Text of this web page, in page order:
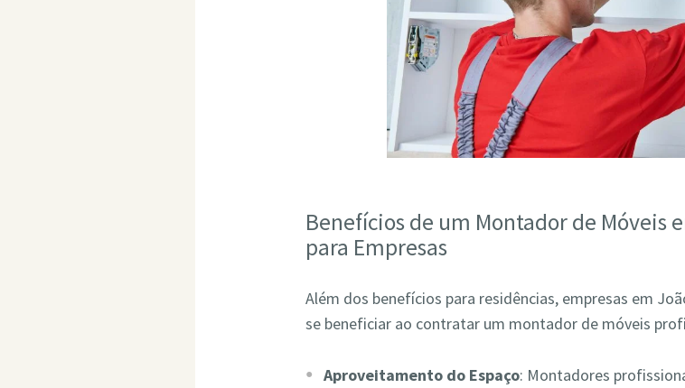
Benefícios de um Montador de Móveis
para Empresas
Além dos benefícios para residências, empresas em
se beneficiar ao contratar um montador de móveis
Aproveitamento do Espaço: Montadores